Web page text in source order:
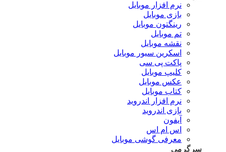
نرم افزار موبایل
بازی موبایل
رینگتون موبایل
تم موبایل
نقشه موبایل
اسکرین سیور موبایل
پاکت پی سی
کلیپ موبایل
عکس موبایل
کتاب موبایل
نرم افزار اندروید
بازی اندروید
آیفون
اس ام اس
معرفی گوشی موبایل
سرگرمی